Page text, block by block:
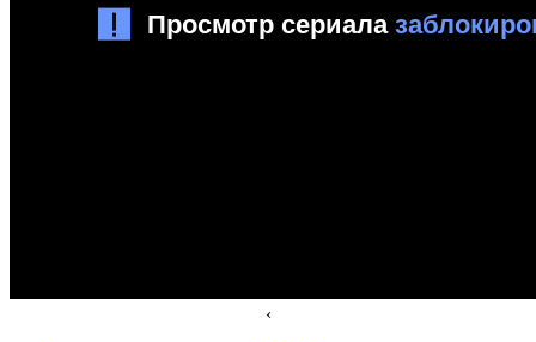
‹